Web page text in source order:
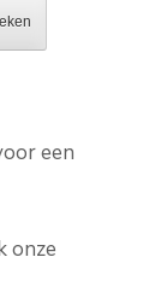
een
onze